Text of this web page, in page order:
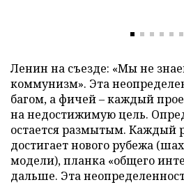
Ленин на съезде: «Мы не
коммунизм». Эта
багом, а фичей – каждый
на недостижимую цель.
остается размытым. Каждый
достигает нового рубежа
модели), планка «общего
дальше. Эта